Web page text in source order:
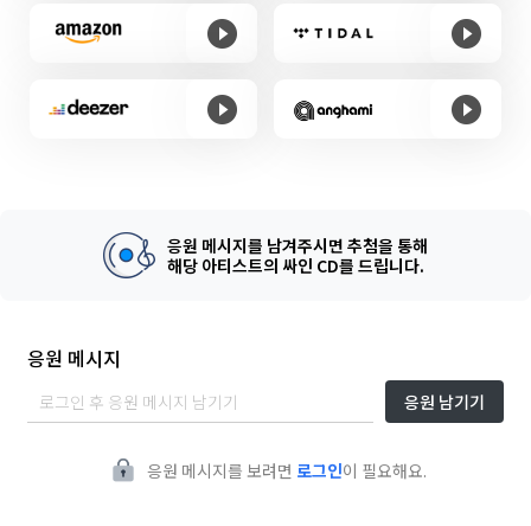
응원 메시지를 남겨주시면 추첨을 통해
해당 아티스트의 싸인 CD를 드립니다.
응원 메시지
응원 남기기
응원 메시지를 보려면 로그인이 필요해요.